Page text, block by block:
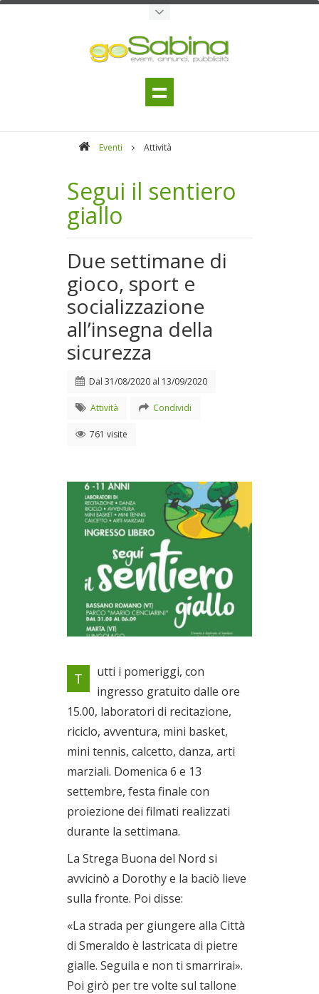
Eventi Attività
Segui il sentiero
giallo
Due settimane di
gioco, sport e
socializzazione
all’insegna della
sicurezza
Dal 31/08/2020 al 13/09/2020
Attività Condividi
761 visite
Due settimane di gioco, sport
e socializzazione all’insegna
della sicurezza
Dal 31/08/2020 al
13/09/2020
T
utti i pomeriggi, con
ingresso gratuito dalle ore
15.00, laboratori di recitazione,
riciclo, avventura, mini basket,
mini tennis, calcetto, danza, arti
marziali. Domenica 6 e 13
settembre, festa finale con
proiezione dei filmati realizzati
durante la settimana.
La Strega Buona del Nord si
avvicinò a Dorothy e la baciò lieve
sulla fronte. Poi disse:
«La strada per giungere alla Città
di Smeraldo è lastricata di pietre
gialle. Seguila e non ti smarrirai».
Poi girò per tre volte sul tallone